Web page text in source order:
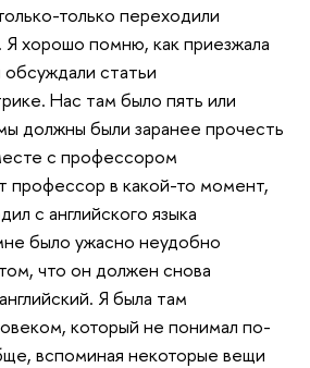
только переходили
Я хорошо помню, как приезжала
статьи
Нас там было пять или
должны были заранее прочесть
с профессором
профессор в какой-то момент,
с английского языка
было ужасно неудобно
что он должен снова
Я была там
который не понимал по-
вспоминая некоторые вещи